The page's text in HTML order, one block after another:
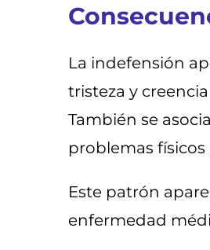
La indefensión
tristeza y
También se
problemas
Este patrón
enfermedad